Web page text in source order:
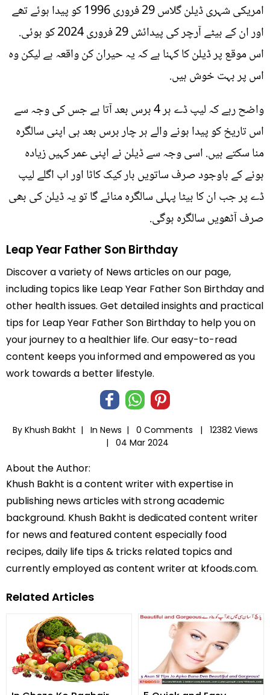
امریکی شہری ڈیلن گلاس 29 فروری 1996 کو پیدا ہوئے تھے
اور ان کے بیٹے آرچر کی پیدائش 29 فروری 2024 کو ہوئی.
اس موقع پر ڈیلن کا کہنا ہے کہ یہ حیران کن واقعہ ہے لیکن وہ
اس پر بہت خوش ہیں.
واضح رہے کہ لیپ ڈے ہر 4 برس بعد آتا ہے جس کی وجہ سے
اس تاریخ کو پیدا ہونے والے ہر چار برس بعد ہی اپنی سالگرہ
منا سکتے ہیں. اسی وجہ سے ڈیلن نے اپنی عمر کہیں زیادہ
ہونے کے باوجود صرف ساتویں بار کیک کاٹا اور اب اگلے لیپ
ڈے پر جب ان کا بیٹا پہلی سالگرہ منائے گا تو یہ ڈیلن کی بھی
صرف آٹھویں سالگرہ ہوگی.
Leap Year Father Son Birthday
Discover a variety of News articles on our page,
including topics like Leap Year Father Son Birthday and
other health issues. Get detailed insights and practical
tips for Leap Year Father Son Birthday to help you on
your journey to a healthier life. Our easy-to-read
content keeps you informed and empowered as you
work towards a better lifestyle.
By Khush Bakht | In News | 0 Comments |
12382 Views
|
04 Mar 2024
About the Author:
Khush Bakht is a content writer with expertise in
publishing news articles with strong academic
background. Khush Bakht is dedicated content writer
for news and featured content especially food
recipes, daily life tips & tricks related topics and
currently employed as content writer at kfoods.com.
Related Articles